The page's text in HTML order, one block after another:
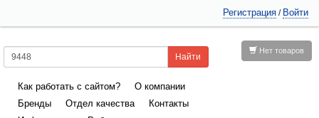
Регистрация / Войти
Нет товаров
Как работать с сайтом?
О компании
Бренды
Отдел качества
Контакты